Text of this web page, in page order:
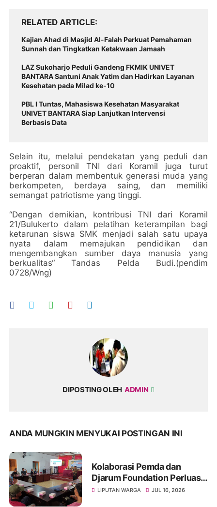
RELATED ARTICLE
Kajian Ahad di Masjid Al-Falah Perkuat Pemahaman
Sunnah dan Tingkatkan Ketakwaan Jamaah
LAZ Sukoharjo Peduli Gandeng FKMIK UNIVET
BANTARA Santuni Anak Yatim dan Hadirkan Layanan
Kesehatan pada Milad ke-10
PBL I Tuntas, Mahasiswa Kesehatan Masyarakat
UNIVET BANTARA Siap Lanjutkan Intervensi
Berbasis Data
Selain itu, melalui pendekatan yang peduli dan
proaktif, personil TNI dari Koramil juga turut
berperan dalam membentuk generasi muda yang
berkompeten, berdaya saing, dan memiliki
semangat patriotisme yang tinggi.
“Dengan demikian, kontribusi TNI dari Koramil
21/Bulukerto dalam pelatihan keterampilan bagi
ketarunan siswa SMK menjadi salah satu upaya
nyata dalam memajukan pendidikan dan
mengembangkan sumber daya manusia yang
berkualitas“ Tandas Pelda Budi.(pendim
0728/Wng)
DIPOSTING OLEH ADMIN
ANDA MUNGKIN MENYUKAI POSTINGAN INI
Kolaborasi Pemda dan
Djarum Foundation Perluas
Akses Sanitasi Layak di
LIPUTAN WARGA JUL 16, 2026